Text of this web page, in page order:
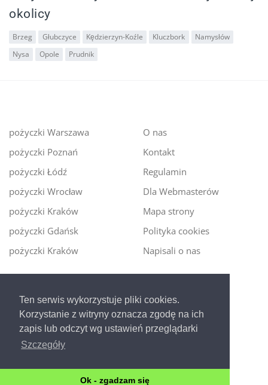
Ten serwis wykorzystuje pliki cookies.
Korzystanie z witryny oznacza zgodę na ich
zapis lub odczyt wg ustawień przeglądarki
Szczegóły
Ok - zgadzam się
okolicy
Brzeg Głubczyce Kędzierzyn-Koźle Kluczbork
Namysłów
Nysa
Opole Prudnik
pożyczki Warszawa
pożyczki Poznań
pożyczki Łódź
pożyczki Wrocław
pożyczki Kraków
pożyczki Gdańsk
pożyczki Kraków
O nas
Kontakt
Regulamin
Dla Webmasterów
Mapa strony
Polityka cookies
Napisali o nas
Ekspert kredytowy online - nowa era szybkiego i
bezpiecznego pożyczania!